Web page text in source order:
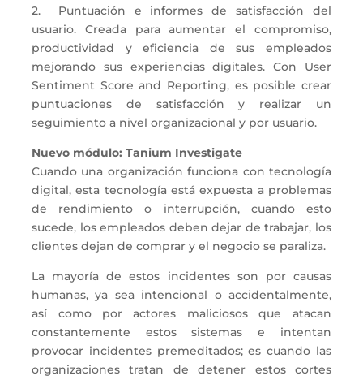
2. Puntuación e informes de satisfacción del
usuario. Creada para aumentar el compromiso,
productividad y eficiencia de sus empleados
mejorando sus experiencias digitales. Con User
Sentiment Score and Reporting, es posible crear
puntuaciones de satisfacción y realizar un
seguimiento a nivel organizacional y por usuario.
Nuevo módulo: Tanium Investigate
Cuando una organización funciona con tecnología
digital, esta tecnología está expuesta a problemas
de rendimiento o interrupción, cuando esto
sucede, los empleados deben dejar de trabajar, los
clientes dejan de comprar y el negocio se paraliza.
La mayoría de estos incidentes son por causas
humanas, ya sea intencional o accidentalmente,
así como por actores maliciosos que atacan
constantemente estos sistemas e intentan
provocar incidentes premeditados; es cuando las
organizaciones tratan de detener estos cortes